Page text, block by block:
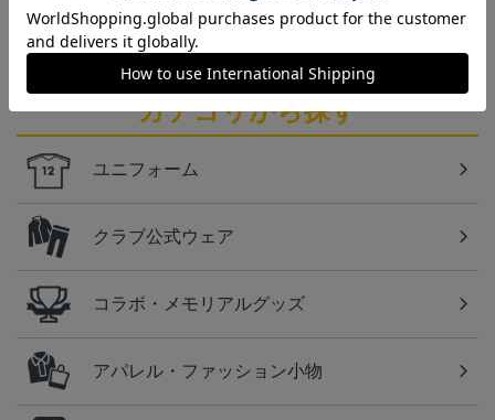
しております！
カテゴリから探す
ユニフォーム
クラブ公式ウェア
コラボ・メモリアルグッズ
アパレル・ファッション小物